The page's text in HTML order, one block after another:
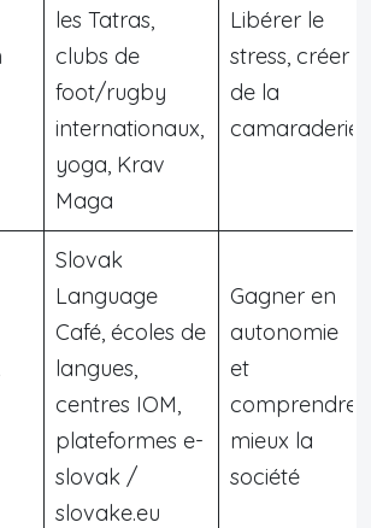
les Tatras,
clubs de
foot/rugby
internationaux,
yoga, Krav
Maga
Libérer le
stress, créer
de la
camaraderie
Slovak
Language
Café, écoles de
langues,
centres IOM,
plateformes e-
slovak /
slovake.eu
Gagner en
autonomie
et
comprendre
mieux la
société